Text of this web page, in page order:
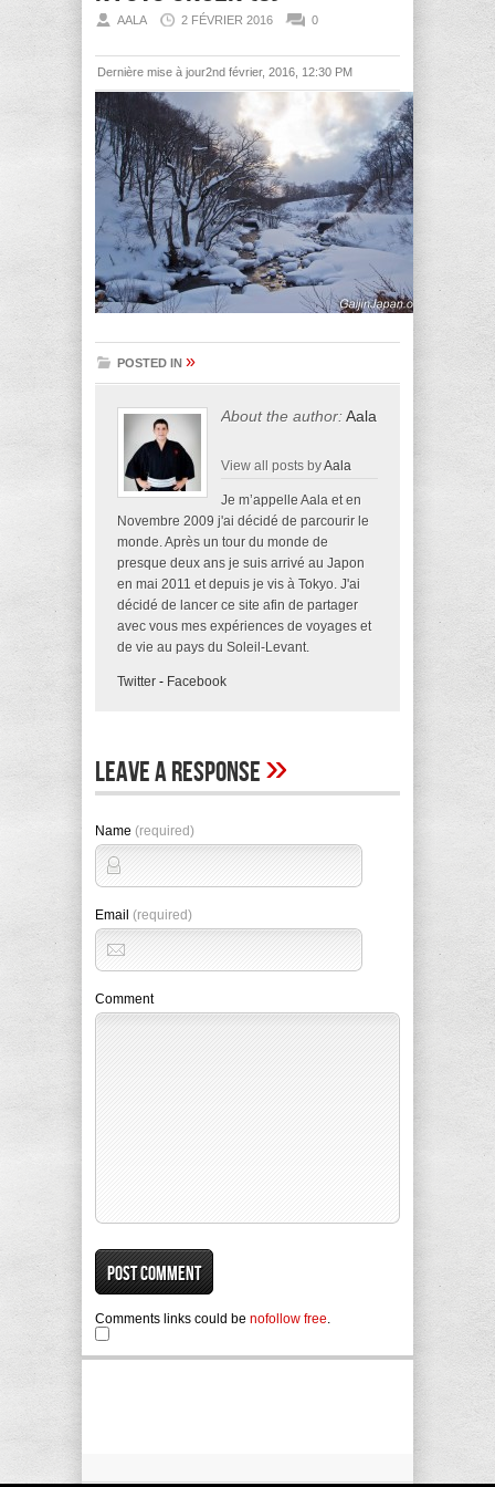
AALA 2 FÉVRIER 2016 0
Dernière mise à jour2nd février, 2016, 12:30 PM
POSTED IN »
About the author:Aala
View all posts byAala
Je m’appelle Aala et en
Novembre 2009 j'ai décidé de parcourir le
monde. Après un tour du monde de
presque deux ans je suis arrivé au Japon
en mai 2011 et depuis je vis à Tokyo. J'ai
décidé de lancer ce site afin de partager
avec vous mes expériences de voyages et
de vie au pays du Soleil-Levant.
Twitter - Facebook
Leave A Response»
Name (required)
Email (required)
Comment
Comments links could be nofollow free.